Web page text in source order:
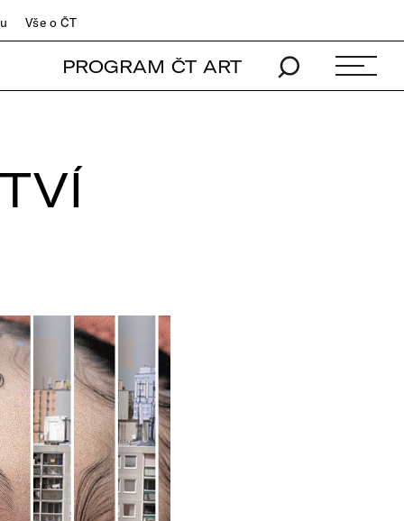
Vše o ČT
PROGRAM ČT ART